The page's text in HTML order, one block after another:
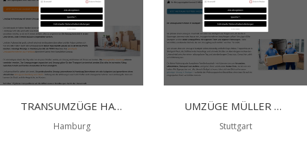
TRANSUMZÜGE HAMBURG
Hamburg
UMZÜGE MÜLLER STUTTGART
Stuttgart